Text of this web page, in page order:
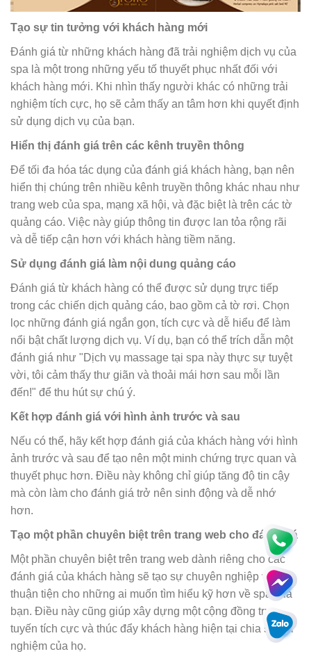
Tạo sự tin tưởng với khách hàng mới
Đánh giá từ những khách hàng đã trải nghiệm dịch vụ của
spa là một trong những yếu tố thuyết phục nhất đối với
khách hàng mới. Khi nhìn thấy người khác có những trải
nghiệm tích cực, họ sẽ cảm thấy an tâm hơn khi quyết định
sử dụng dịch vụ của bạn.
Hiển thị đánh giá trên các kênh truyền thông
Để tối đa hóa tác dụng của đánh giá khách hàng, bạn nên
hiển thị chúng trên nhiều kênh truyền thông khác nhau như
trang web của spa, mạng xã hội, và đặc biệt là trên các tờ
quảng cáo. Việc này giúp thông tin được lan tỏa rộng rãi
và dễ tiếp cận hơn với khách hàng tiềm năng.
Sử dụng đánh giá làm nội dung quảng cáo
Đánh giá từ khách hàng có thể được sử dụng trực tiếp
trong các chiến dịch quảng cáo, bao gồm cả tờ rơi. Chọn
lọc những đánh giá ngắn gọn, tích cực và dễ hiểu để làm
nổi bật chất lượng dịch vụ. Ví dụ, bạn có thể trích dẫn một
đánh giá như "Dịch vụ massage tại spa này thực sự tuyệt
vời, tôi cảm thấy thư giãn và thoải mái hơn sau mỗi lần
đến!" để thu hút sự chú ý.
Kết hợp đánh giá với hình ảnh trước và sau
Nếu có thể, hãy kết hợp đánh giá của khách hàng với hình
ảnh trước và sau để tạo nên một minh chứng trực quan và
thuyết phục hơn. Điều này không chỉ giúp tăng độ tin cậy
mà còn làm cho đánh giá trở nên sinh động và dễ nhớ
hơn.
Tạo một phần chuyên biệt trên trang web cho đánh giá
Một phần chuyên biệt trên trang web dành riêng cho các
đánh giá của khách hàng sẽ tạo sự chuyên nghiệp và
thuận tiện cho những ai muốn tìm hiểu kỹ hơn về spa của
bạn. Điều này cũng giúp xây dựng một cộng đồng trực
tuyến tích cực và thúc đẩy khách hàng hiện tại chia sẻ trải
nghiệm của họ.